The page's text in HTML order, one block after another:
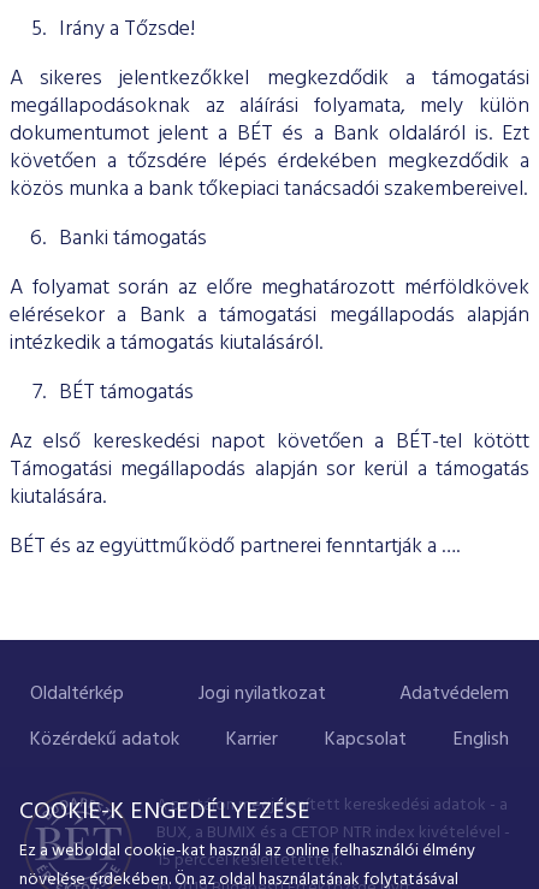
Irány a Tőzsde!
A sikeres jelentkezőkkel megkezdődik a támogatási
megállapodásoknak az aláírási folyamata, mely külön
dokumentumot jelent a BÉT és a Bank oldaláról is. Ezt
követően a tőzsdére lépés érdekében megkezdődik a
közös munka a bank tőkepiaci tanácsadói szakembereivel.
Banki támogatás
A folyamat során az előre meghatározott mérföldkövek
elérésekor a Bank a támogatási megállapodás alapján
intézkedik a támogatás kiutalásáról.
BÉT támogatás
Az első kereskedési napot követően a BÉT-tel kötött
Támogatási megállapodás alapján sor kerül a támogatás
kiutalására.
BÉT és az együttműködő partnerei fenntartják a ….
Oldaltérkép Jogi nyilatkozat
Adatvédelem
Közérdekű adatok
Karrier Kapcsolat English
A portálon megjelenített kereskedési adatok - a
BUX, a BUMIX és a CETOP NTR index kivételével -
15 perccel késleltetettek.
COOKIE-K ENGEDÉLYEZÉSE
Ez a weboldal cookie-kat használ az online felhasználói élmény
növelése érdekében. Ön az oldal használatának folytatásával